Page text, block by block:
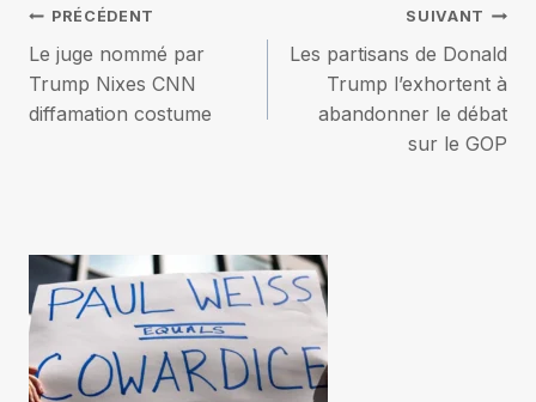
Navigation
de
PRÉCÉDENT
Le juge nommé par
Trump Nixes CNN
diffamation costume
SUIVANT
Les partisans de Donald
Trump l’exhortent à
abandonner le débat
sur le GOP